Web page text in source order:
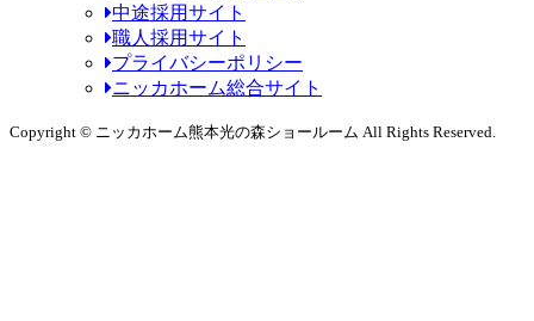
中途採用サイト
職人採用サイト
プライバシーポリシー
ニッカホーム総合サイト
Copyright © ニッカホーム熊本光の森ショールーム All Rights Reserved.